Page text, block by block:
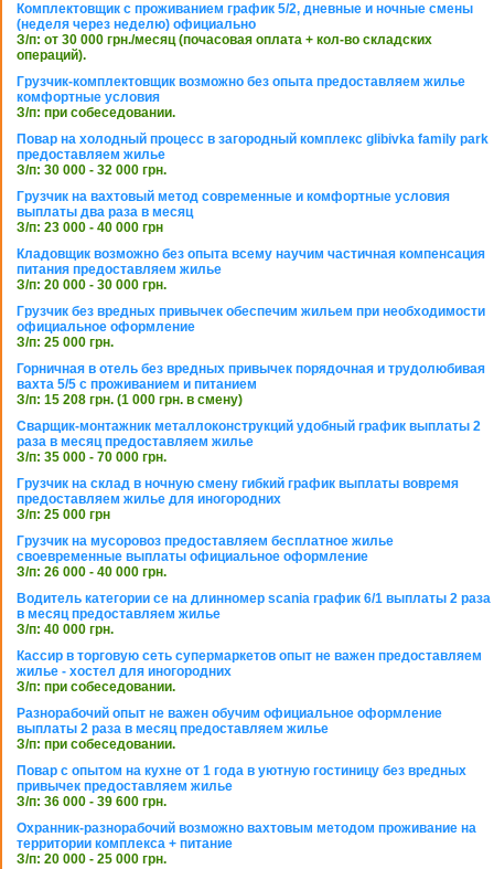
Комплектовщик с проживанием график 5/2, дневные и ночные смены
(неделя через неделю) официально
З/п: от 30 000 грн./месяц (почасовая оплата + кол-во складских
операций).
Грузчик-комплектовщик возможно без опыта предоставляем жилье
комфортные условия
З/п: при собеседовании.
Повар на холодный процесс в загородный комплекс glibivka family park
предоставляем жилье
З/п: 30 000 - 32 000 грн.
Грузчик на вахтовый метод современные и комфортные условия
выплаты два раза в месяц
З/п: 23 000 - 40 000 грн
Кладовщик возможно без опыта всему научим частичная компенсация
питания предоставляем жилье
З/п: 20 000 - 30 000 грн.
Грузчик без вредных привычек обеспечим жильем при необходимости
официальное оформление
З/п: 25 000 грн.
Горничная в отель без вредных привычек порядочная и трудолюбивая
вахта 5/5 с проживанием и питанием
З/п: 15 208 грн. (1 000 грн. в смену)
Сварщик-монтажник металлоконструкций удобный график выплаты 2
раза в месяц предоставляем жилье
З/п: 35 000 - 70 000 грн.
Грузчик на склад в ночную смену гибкий график выплаты вовремя
предоставляем жилье для иногородних
З/п: 25 000 грн
Грузчик на мусоровоз предоставляем бесплатное жилье
своевременные выплаты официальное оформление
З/п: 26 000 - 40 000 грн.
Водитель категории се на длинномер scania график 6/1 выплаты 2 раза
в месяц предоставляем жилье
З/п: 40 000 грн.
Кассир в торговую сеть супермаркетов опыт не важен предоставляем
жилье - хостел для иногородних
З/п: при собеседовании.
Разнорабочий опыт не важен обучим официальное оформление
выплаты 2 раза в месяц предоставляем жилье
З/п: при собеседовании.
Повар с опытом на кухне от 1 года в уютную гостиницу без вредных
привычек предоставляем жилье
З/п: 36 000 - 39 600 грн.
Охранник-разнорабочий возможно вахтовым методом проживание на
территории комплекса + питание
З/п: 20 000 - 25 000 грн.